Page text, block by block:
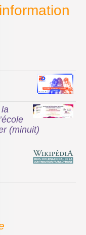
(minuit)